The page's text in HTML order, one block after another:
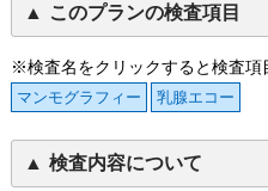
このプランの検査項目
※検査名をクリックすると検査項
マンモグラフィー 乳腺エコー
検査内容について